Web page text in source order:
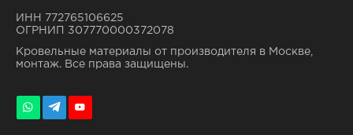
ИНН 772765106625
ОГРНИП 307770000372078
Кровельные материалы от производителя в Москве,
монтаж. Все права защищены.